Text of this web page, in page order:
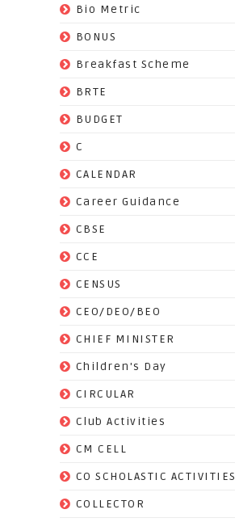
Bio Metric
BONUS
Breakfast Scheme
BRTE
BUDGET
C
CALENDAR
Career Guidance
CBSE
CCE
CENSUS
CEO/DEO/BEO
CHIEF MINISTER
Children's Day
CIRCULAR
Club Activities
CM CELL
CO SCHOLASTIC ACTIVITIES
COLLECTOR